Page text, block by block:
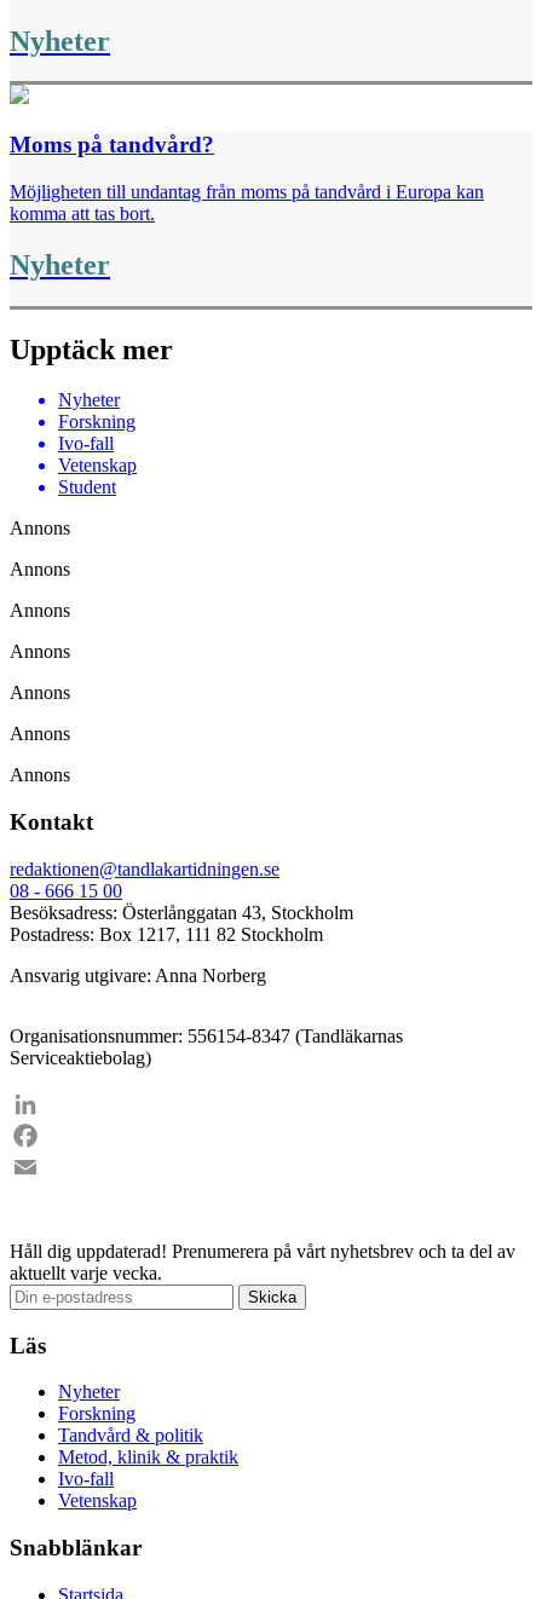
Nyheter
Moms på tandvård?
Möjligheten till undantag från moms på tandvård i Europa kan
komma att tas bort.
Nyheter
Upptäck mer
Nyheter
Forskning
Ivo-fall
Vetenskap
Student
Annons
Annons
Annons
Annons
Annons
Annons
Annons
Kontakt
redaktionen@tandlakartidningen.se
08 - 666 15 00
Besöksadress: Österlånggatan 43, Stockholm
Postadress: Box 1217, 111 82 Stockholm
Ansvarig utgivare: Anna Norberg
Organisationsnummer: 556154-8347 (Tandläkarnas
Serviceaktiebolag)
LinkedIn
Facebook
Håll dig uppdaterad! Prenumerera på vårt nyhetsbrev och ta del av
aktuellt varje vecka.
Läs
Nyheter
Forskning
Tandvård & politik
Metod, klinik & praktik
Ivo-fall
Vetenskap
Snabblänkar
Startsida